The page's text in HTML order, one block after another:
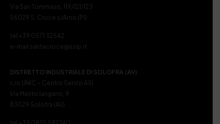
Via San Tommaso, 119/121/123
56029 S. Croce s/Arno (PI)
tel +39 0571 32542
e-mail santacroce@ssip.it
DISTRETTO INDUSTRIALE DI SOLOFRA (AV)
c/o UNIC – Centro Servizi ASI
Via Melito Iangano, 9
83029 Solofra (AV)